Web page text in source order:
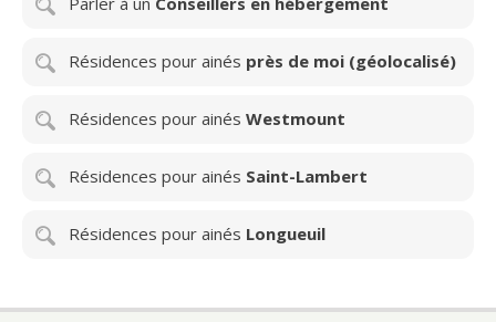
Résidences pour ainés près de moi (géolocalisé)
Résidences pour ainés Westmount
Résidences pour ainés Saint-Lambert
Résidences pour ainés Longueuil